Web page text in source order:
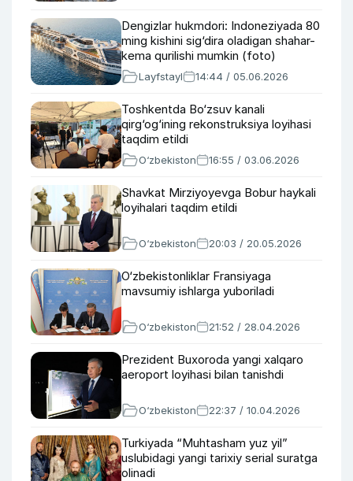
Dengizlar hukmdori: Indoneziyada 80
ming kishini sig‘dira oladigan shahar-
kema qurilishi mumkin (foto)
Layfstayl 14:44 / 05.06.2026
Toshkentda Bo‘zsuv kanali
qirg‘og‘ining rekonstruksiya loyihasi
taqdim etildi
O‘zbekiston 16:55 / 03.06.2026
Shavkat Mirziyoyevga Bobur haykali
loyihalari taqdim etildi
O‘zbekiston 20:03 / 20.05.2026
O‘zbekistonliklar Fransiyaga
mavsumiy ishlarga yuboriladi
O‘zbekiston 21:52 / 28.04.2026
Prezident Buxoroda yangi xalqaro
aeroport loyihasi bilan tanishdi
O‘zbekiston 22:37 / 10.04.2026
Turkiyada “Muhtasham yuz yil”
uslubidagi yangi tarixiy serial suratga
olinadi